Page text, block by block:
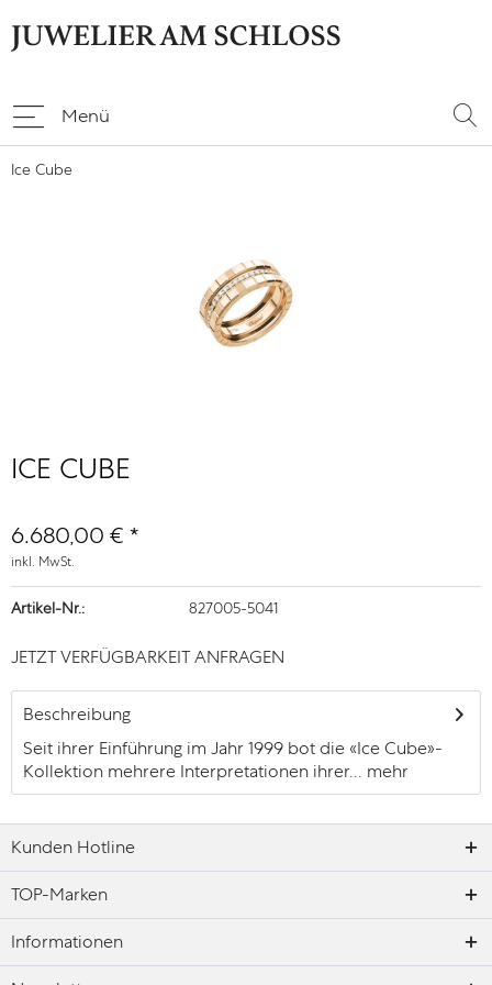
Menü
Ice Cube
ICE CUBE
6.680,00 € *
inkl. MwSt.
Artikel-Nr.: 827005-5041
JETZT VERFÜGBARKEIT ANFRAGEN
Beschreibung
Seit ihrer Einführung im Jahr 1999 bot die «Ice Cube»-
Kollektion mehrere Interpretationen ihrer... mehr
Kunden Hotline
TOP-Marken
Informationen